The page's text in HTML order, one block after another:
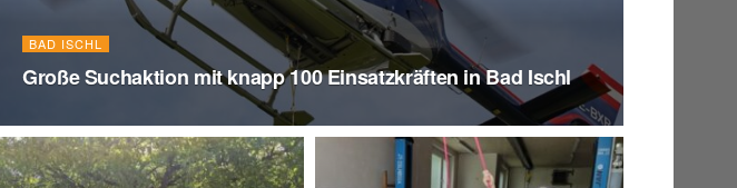
BAD ISCHL
Große Suchaktion mit knapp 100 Einsatzkräften in Bad Ischl